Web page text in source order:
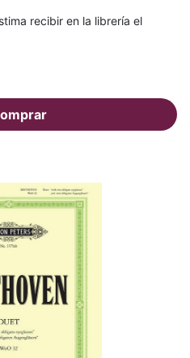
recibir en la librería el